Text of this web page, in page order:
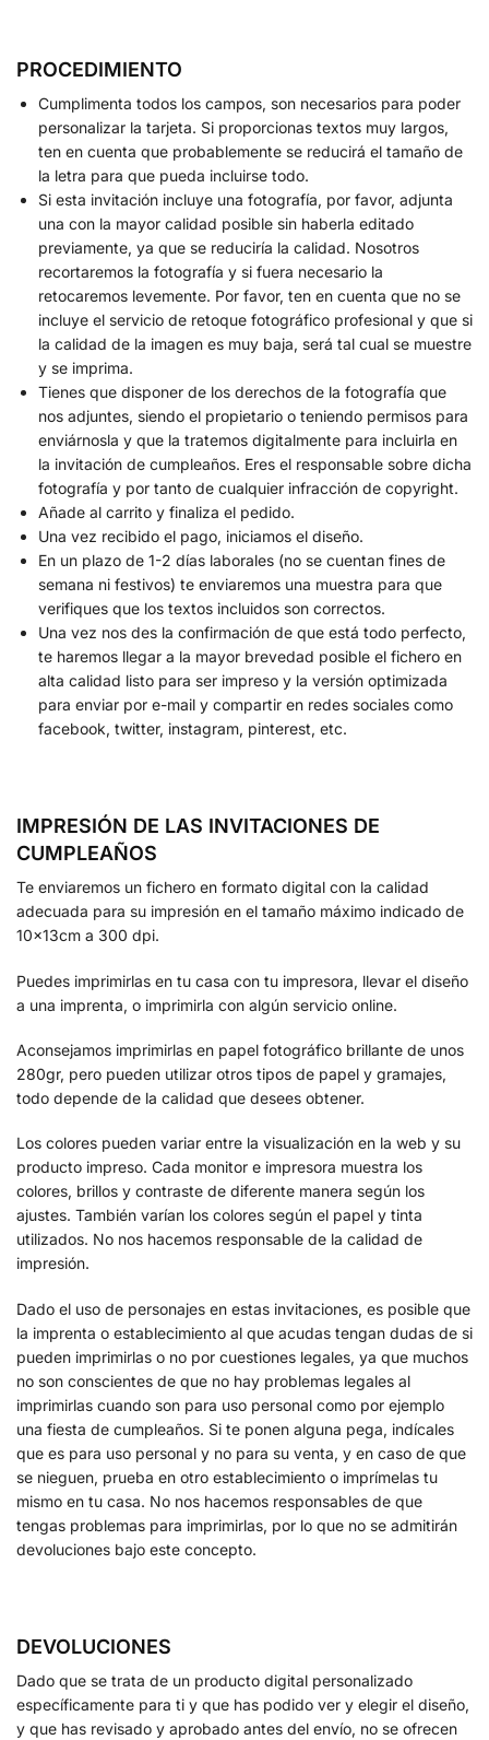
PROCEDIMIENTO
Cumplimenta todos los campos, son necesarios para poder
personalizar la tarjeta. Si proporcionas textos muy largos,
ten en cuenta que probablemente se reducirá el tamaño de
la letra para que pueda incluirse todo.
Si esta invitación incluye una fotografía, por favor, adjunta
una con la mayor calidad posible sin haberla editado
previamente, ya que se reduciría la calidad. Nosotros
recortaremos la fotografía y si fuera necesario la
retocaremos levemente. Por favor, ten en cuenta que no se
incluye el servicio de retoque fotográfico profesional y que si
la calidad de la imagen es muy baja, será tal cual se muestre
y se imprima.
Tienes que disponer de los derechos de la fotografía que
nos adjuntes, siendo el propietario o teniendo permisos para
enviárnosla y que la tratemos digitalmente para incluirla en
la invitación de cumpleaños. Eres el responsable sobre dicha
fotografía y por tanto de cualquier infracción de copyright.
Añade al carrito y finaliza el pedido.
Una vez recibido el pago, iniciamos el diseño.
En un plazo de 1-2 días laborales (no se cuentan fines de
semana ni festivos) te enviaremos una muestra para que
verifiques que los textos incluidos son correctos.
Una vez nos des la confirmación de que está todo perfecto,
te haremos llegar a la mayor brevedad posible el fichero en
alta calidad listo para ser impreso y la versión optimizada
para enviar por e-mail y compartir en redes sociales como
facebook, twitter, instagram, pinterest, etc.
IMPRESIÓN DE LAS INVITACIONES DE
CUMPLEAÑOS
Te enviaremos un fichero en formato digital con la calidad
adecuada para su impresión en el tamaño máximo indicado de
10x13cm a 300 dpi.
Puedes imprimirlas en tu casa con tu impresora, llevar el diseño
a una imprenta, o imprimirla con algún servicio online.
Aconsejamos imprimirlas en papel fotográfico brillante de unos
280gr, pero pueden utilizar otros tipos de papel y gramajes,
todo depende de la calidad que desees obtener.
Los colores pueden variar entre la visualización en la web y su
producto impreso. Cada monitor e impresora muestra los
colores, brillos y contraste de diferente manera según los
ajustes. También varían los colores según el papel y tinta
utilizados. No nos hacemos responsable de la calidad de
impresión.
Dado el uso de personajes en estas invitaciones, es posible que
la imprenta o establecimiento al que acudas tengan dudas de si
pueden imprimirlas o no por cuestiones legales, ya que muchos
no son conscientes de que no hay problemas legales al
imprimirlas cuando son para uso personal como por ejemplo
una fiesta de cumpleaños. Si te ponen alguna pega, indícales
que es para uso personal y no para su venta, y en caso de que
se nieguen, prueba en otro establecimiento o imprímelas tu
mismo en tu casa. No nos hacemos responsables de que
tengas problemas para imprimirlas, por lo que no se admitirán
devoluciones bajo este concepto.
DEVOLUCIONES
Dado que se trata de un producto digital personalizado
específicamente para ti y que has podido ver y elegir el diseño,
y que has revisado y aprobado antes del envío, no se ofrecen